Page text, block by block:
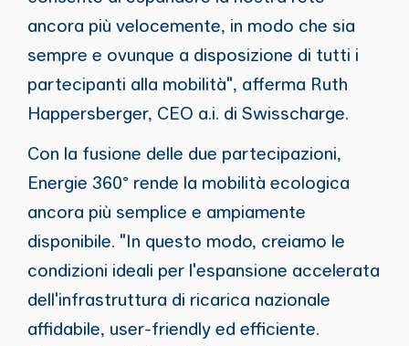
ancora più velocemente, in modo che sia
sempre e ovunque a disposizione di tutti i
partecipanti alla mobilità", afferma Ruth
Happersberger, CEO a.i. di Swisscharge.
Con la fusione delle due partecipazioni,
Energie 360° rende la mobilità ecologica
ancora più semplice e ampiamente
disponibile. "In questo modo, creiamo le
condizioni ideali per l'espansione accelerata
dell'infrastruttura di ricarica nazionale
affidabile, user-friendly ed efficiente.